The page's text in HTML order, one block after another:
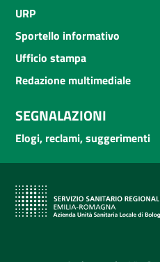
URP
Sportello informativo
Ufficio stampa
Redazione multimediale
SEGNALAZIONI
Elogi, reclami, suggerimenti